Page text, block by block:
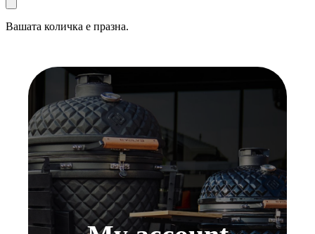
Вашата количка е празна.